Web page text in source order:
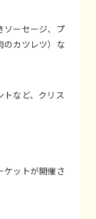
ソーセージ、プ
のカツレツ）な
など、クリス
ケットが開催さ